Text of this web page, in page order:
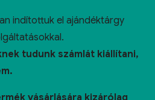
indítottuk el ajándéktárgy
tudunk számlát kiállítani,